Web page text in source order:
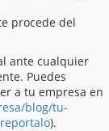
procede del
ante cualquier
Puedes
a tu empresa en
blog/tu-
).